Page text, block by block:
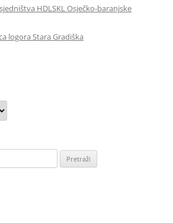
HDLSKL Osječko-baranjske
logora Stara Gradiška